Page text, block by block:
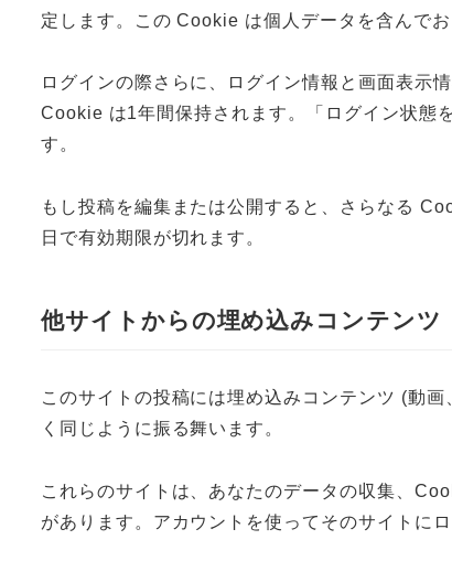
定します。この Cookie は個人データを含んで
ログインの際さらに、ログイン情報と画面表示
Cookie は1年間保持されます。「ログイン状態
す。
もし投稿を編集または公開すると、さらなる
日で有効期限が切れます。
他サイトからの埋め込みコンテンツ
このサイトの投稿には埋め込みコンテンツ (動
く同じように振る舞います。
これらのサイトは、あなたのデータの収集、
があります。アカウントを使ってそのサイトに